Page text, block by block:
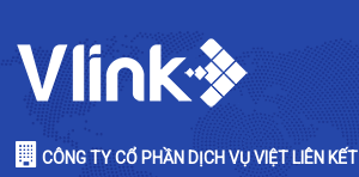
CÔNG TY CỔ PHẦN DỊCH VỤ VIỆT LIÊN KẾT